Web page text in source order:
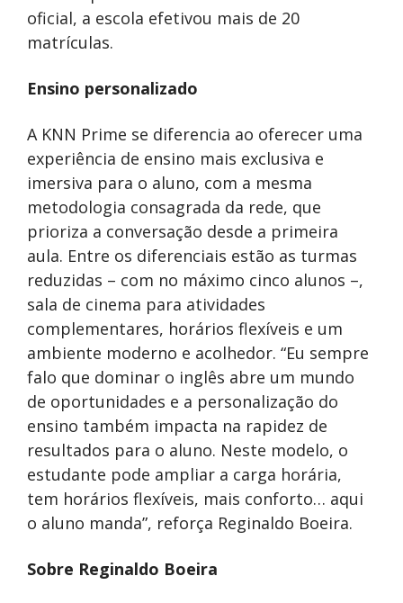
oficial, a escola efetivou mais de 20
matrículas.
Ensino personalizado
A KNN Prime se diferencia ao oferecer uma
experiência de ensino mais exclusiva e
imersiva para o aluno, com a mesma
metodologia consagrada da rede, que
prioriza a conversação desde a primeira
aula. Entre os diferenciais estão as turmas
reduzidas – com no máximo cinco alunos –,
sala de cinema para atividades
complementares, horários flexíveis e um
ambiente moderno e acolhedor. “Eu sempre
falo que dominar o inglês abre um mundo
de oportunidades e a personalização do
ensino também impacta na rapidez de
resultados para o aluno. Neste modelo, o
estudante pode ampliar a carga horária,
tem horários flexíveis, mais conforto… aqui
o aluno manda”, reforça Reginaldo Boeira.
Sobre Reginaldo Boeira